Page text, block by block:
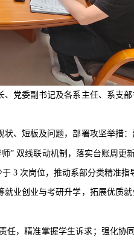
党委副书记及各系主任、 系支
、短板及问题，部署攻坚举措
师” 双线联动机制，落实台账周更
3 次岗位，推动系部分类精准指
业创业与考研升学，拓展优质
任，精准掌握学生诉求；强化协